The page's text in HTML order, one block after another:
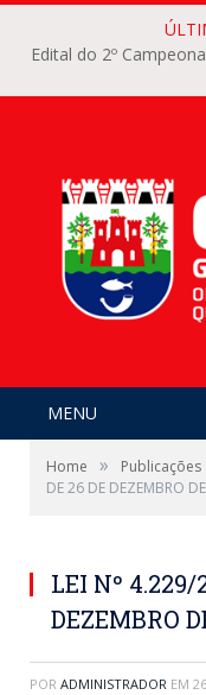
Edital do 2º
MENU
Home » Publicações
DE 26 DE DEZEMBRO
LEI Nº 4.229/
DEZEMBRO
POR ADMINISTRADOR EM